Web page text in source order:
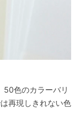
50色のカラーバリ
再現しきれない色